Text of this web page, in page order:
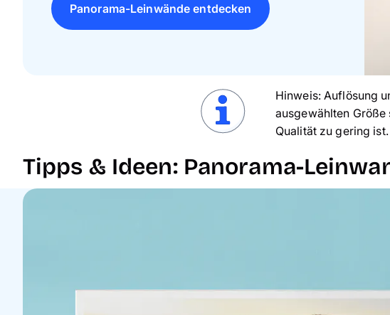
Panorama-Leinwände entdecken
Hinweis: Auflösung
ausgewählten
Qualität zu gering ist.
Tipps & Ideen: Panorama-